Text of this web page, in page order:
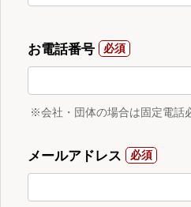
お電話番号
※会社・団体の場合は固定電話
メールアドレス